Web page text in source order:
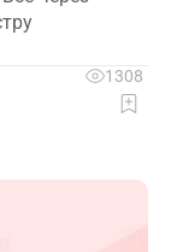
1308